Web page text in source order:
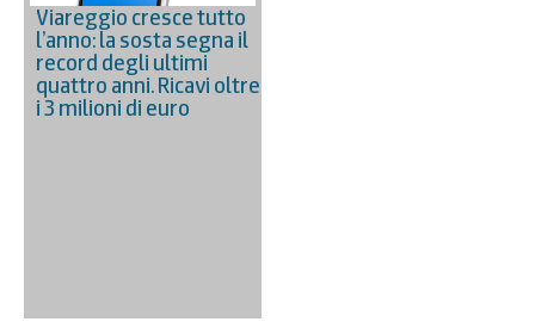
Viareggio cresce tutto
l’anno: la sosta segna il
record degli ultimi
quattro anni. Ricavi oltre
i 3 milioni di euro